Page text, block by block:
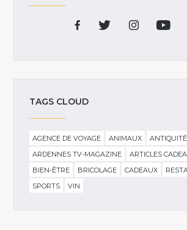
TAGS CLOUD
AGENCE DE VOYAGE ANIMAUX
ARDENNES TV-MAGAZINE
ARTICLES
BIEN-ÊTRE
BRICOLAGE CADEAUX
SPORTS
VIN